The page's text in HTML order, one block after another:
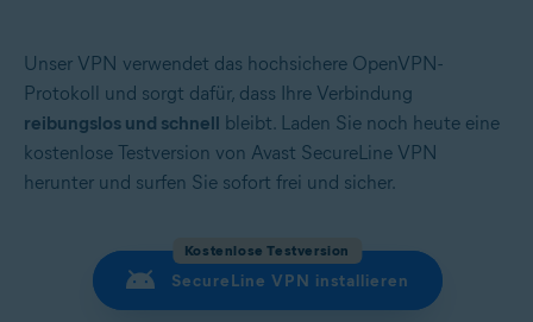
Unser VPN verwendet das hochsichere OpenVPN-
Protokoll und sorgt dafür, dass Ihre Verbindung
reibungslos und schnell bleibt. Laden Sie noch heute eine
kostenlose Testversion von Avast SecureLine VPN
herunter und surfen Sie sofort frei und sicher.
Kostenlose Testversion
SecureLine VPN installieren